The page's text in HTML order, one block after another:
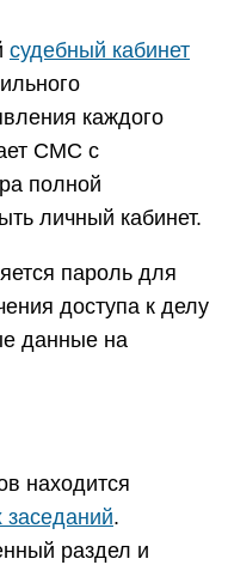
судебный кабинет
каждого
СМС с
полной
личный кабинет.
пароль для
доступа к делу
данные на
находится
заседаний.
раздел и